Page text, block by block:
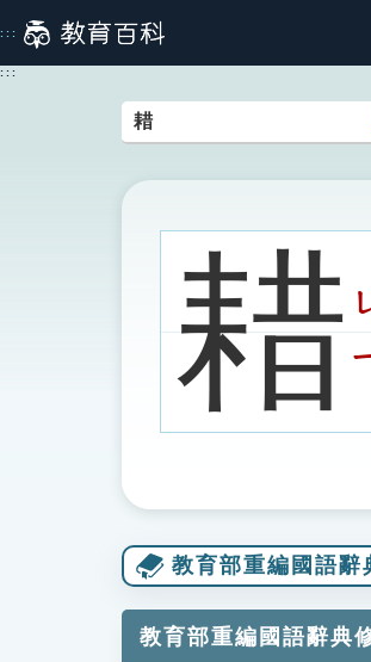
到
主
:::
:::
耤
教育部重編國語辭
教育部重編國語辭典